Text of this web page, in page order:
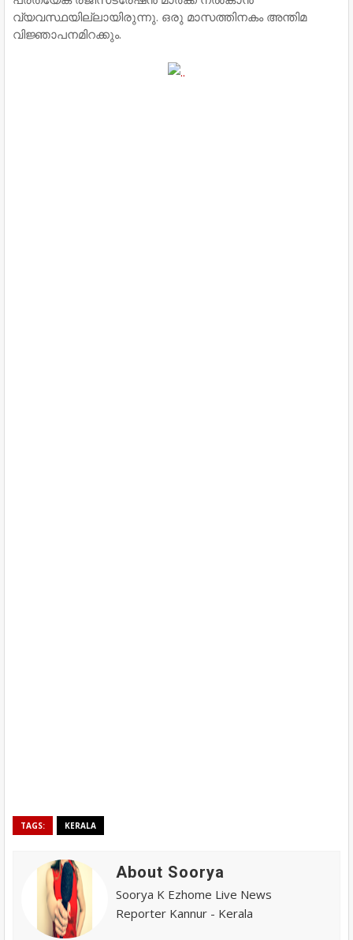
വ്യവസ്ഥയില്ലായിരുന്നു. ഒരു മാസത്തിനകം അന്തിമ
വിജ്ഞാപനമിറക്കും.
TAGS: KERALA
About Soorya
Soorya K Ezhome Live News
Reporter Kannur - Kerala